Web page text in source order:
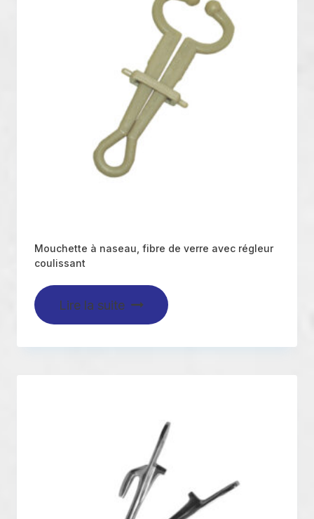
Mouchette à naseau, fibre de verre avec régleur
coulissant
Lire la suite